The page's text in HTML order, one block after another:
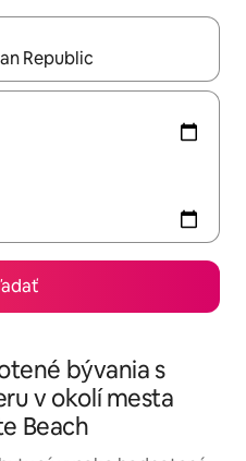
môžete si ich prechádzať
bývania s
v okolí mesta
Beach